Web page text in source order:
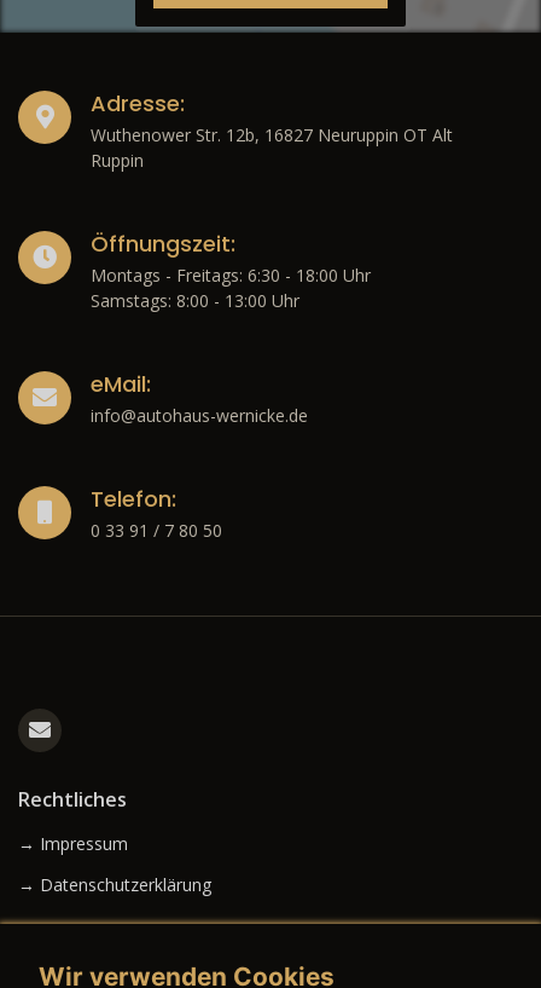
Adresse:
Wuthenower Str. 12b, 16827 Neuruppin OT Alt
Ruppin
Öffnungszeit:
Montags - Freitags: 6:30 - 18:00 Uhr
Samstags: 8:00 - 13:00 Uhr
eMail:
info@autohaus-wernicke.de
Telefon:
0 33 91 / 7 80 50
Rechtliches
→ Impressum
→ Datenschutzerklärung
Wir verwenden Cookies